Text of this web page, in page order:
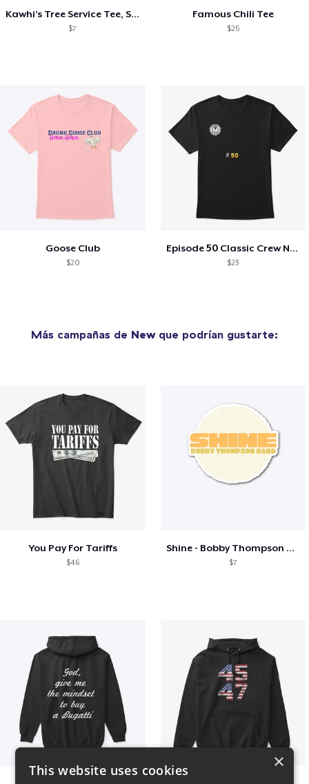
Kawhi’s Tree Service Tee, Shirts, Mug
$7
Famous Chili Tee
$25
Goose Club
$20
Episode 50 Classic Crew Neck T-Shirt
$23
Más campañas de Newque podrían gustarte:
You Pay For Tariffs
$46
Shine - Bobby Thompson Band Merch
$7
×
This website uses cookies